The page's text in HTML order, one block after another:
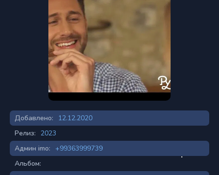
Добавлено:
12.12.2020
Релиз:
2023
Админ imo:
+99363999739
Альбом: